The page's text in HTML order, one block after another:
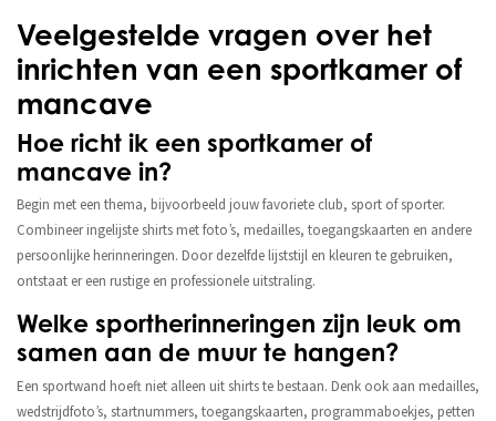
Veelgestelde vragen over het
inrichten van een sportkamer of
mancave
Hoe richt ik een sportkamer of
mancave in?
Begin met een thema, bijvoorbeeld jouw favoriete club, sport of sporter.
Combineer ingelijste shirts met foto’s, medailles, toegangskaarten en andere
persoonlijke herinneringen. Door dezelfde lijststijl en kleuren te gebruiken,
ontstaat er een rustige en professionele uitstraling.
Welke sportherinneringen zijn leuk om
samen aan de muur te hangen?
Een sportwand hoeft niet alleen uit shirts te bestaan. Denk ook aan medailles,
wedstrijdfoto’s, startnummers, toegangskaarten, programmaboekjes, petten